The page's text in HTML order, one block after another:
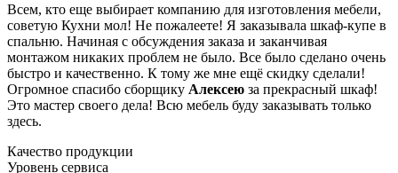
Всем, кто еще выбирает компанию для изготовления мебели,
советую Кухни мол! Не пожалеете! Я заказывала шкаф-купе в
спальню. Начиная с обсуждения заказа и заканчивая
монтажом никаких проблем не было. Все было сделано очень
быстро и качественно. К тому же мне ещё скидку сделали!
Огромное спасибо сборщику Алексею за прекрасный шкаф!
Это мастер своего дела! Всю мебель буду заказывать только
здесь.
Качество продукции
Уровень сервиса